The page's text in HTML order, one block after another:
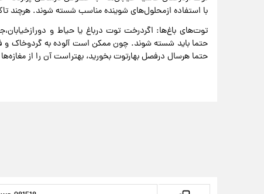
با استفاده ازمحلول‌های شوینده مناسب شسته شوند. هرچند
توت‌های باغ‌ها: اگردرخت توت درباغ یا حیاط و
حتما باید شسته شوند. چون ممکن است آلوده به گردوخاک و
حتما هرسال درفصل بهارتوت بخورید، بهتراست آن را از